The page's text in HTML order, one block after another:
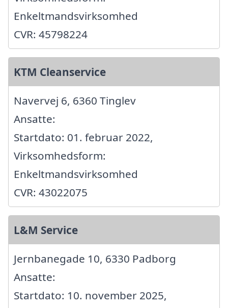
Enkeltmandsvirksomhed
CVR: 45798224
KTM Cleanservice
Navervej 6, 6360 Tinglev
Ansatte:
Startdato: 01. februar 2022,
Virksomhedsform:
Enkeltmandsvirksomhed
CVR: 43022075
L&M Service
Jernbanegade 10, 6330 Padborg
Ansatte:
Startdato: 10. november 2025,